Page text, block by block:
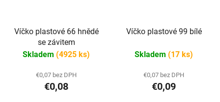
Víčko plastové 66 hnědé
se závitem
Skladem (4925 ks)
€0,07 bez DPH
€0,08
Víčko plastové 99 bílé
Skladem (17 ks)
€0,07 bez DPH
€0,09